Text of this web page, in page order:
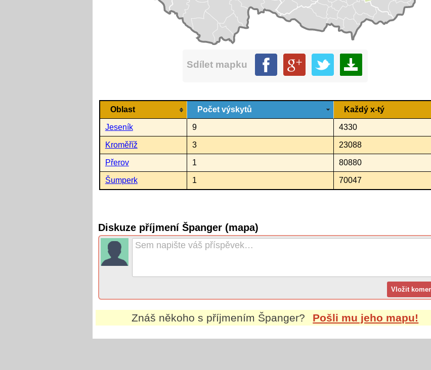
Sdílet mapku
Oblast Počet výskytů Každý x-tý
Jeseník 9 4330
Kroměříž 3 23088
Přerov 1 80880
Šumperk 1 70047
Diskuze příjmení Španger (mapa)
Znáš někoho s příjmením Španger? Pošli mu jeho mapu!